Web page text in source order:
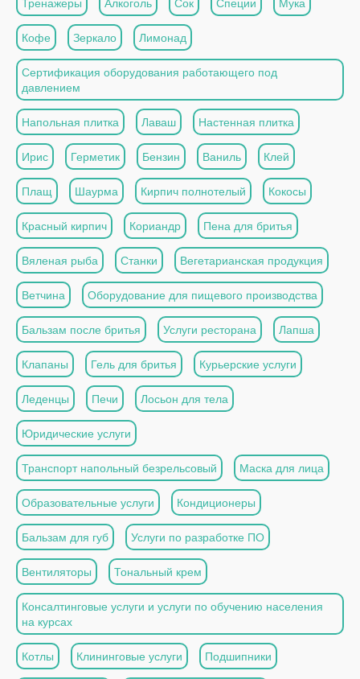
Кофе Зеркало Лимонад
Сертификация оборудования работающего под
давлением
Напольная плитка Лаваш Настенная плитка
Ирис Герметик Бензин Ваниль Клей
Плащ Шаурма Кирпич полнотелый Кокосы
Красный кирпич Кориандр Пена для бритья
Вяленая рыба Станки Вегетарианская продукция
Ветчина Оборудование для пищевого производства
Бальзам после бритья Услуги ресторана Лапша
Клапаны Гель для бритья Курьерские услуги
Леденцы Печи Лосьон для тела
Юридические услуги
Транспорт напольный безрельсовый Маска для лица
Образовательные услуги Кондиционеры
Бальзам для губ Услуги по разработке ПО
Вентиляторы Тональный крем
Консалтинговые услуги и услуги по обучению населения
на курсах
Котлы Клининговые услуги Подшипники